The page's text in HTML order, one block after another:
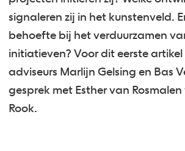
signaleren zij in het kunstenveld.
behoefte bij het verduurzamen
initiatieven? Voor dit eerste
adviseurs Marlijn Gelsing en Bas
gesprek met Esther van
Rook.